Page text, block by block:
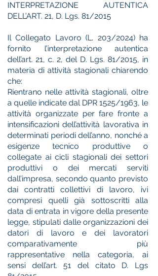
INTERPRETAZIONE AUTENTICA
DELL’ART. 21, D. Lgs. 81/2015
Il Collegato Lavoro (L. 203/2024) ha
fornito l’interpretazione autentica
dell’art. 21, c. 2, del D. Lgs. 81/2015, in
materia di attività stagionali chiarendo
che:
Rientrano nelle attività stagionali, oltre
a quelle indicate dal DPR 1525/1963, le
attività organizzate per fare fronte a
intensificazioni dell’attività lavorativa in
determinati periodi dell’anno, nonché a
esigenze tecnico produttive o
collegate ai cicli stagionali dei settori
produttivi o dei mercati serviti
dall’impresa, secondo quanto previsto
dai contratti collettivi di lavoro, ivi
compresi quelli già sottoscritti alla
data di entrata in vigore della presente
legge, stipulati dalle organizzazioni dei
datori di lavoro e dei lavoratori
comparativamente più
rappresentative nella categoria, ai
sensi dell’art. 51 del citato D. Lgs